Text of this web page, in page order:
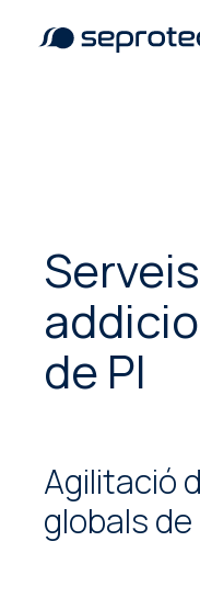
Serveis
de PI
Agilitació
globals de